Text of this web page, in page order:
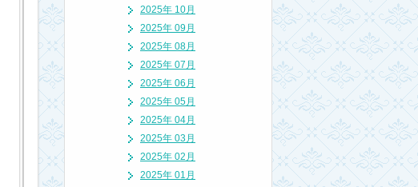
2025年 10月
2025年 09月
2025年 08月
2025年 07月
2025年 06月
2025年 05月
2025年 04月
2025年 03月
2025年 02月
2025年 01月